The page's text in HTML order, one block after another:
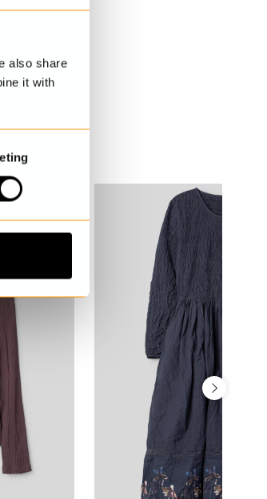
also share
it with